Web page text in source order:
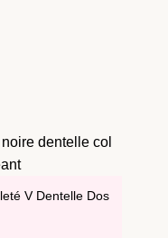
V Dentelle Dos